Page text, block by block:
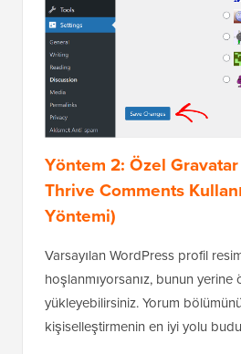
Yöntem 2: Özel
Thrive Comments
Yöntemi)
Varsayılan WordPress profil
hoşlanmıyorsanız, bunun
yükleyebilirsiniz. Yorum
kişiselleştirmenin en iyi yolu